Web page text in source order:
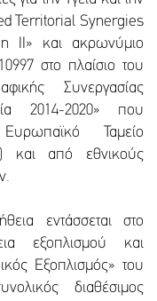
Territorial Synergies
II» και ακρωνύμιο
στο πλαίσιο του
Συνεργασίας
2014-2020» που
Ταμείο
και από εθνικούς
εντάσσεται στο
εξοπλισμού και
Εξοπλισμός» του
διαθέσιμος